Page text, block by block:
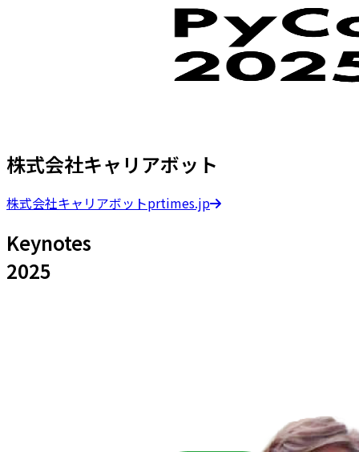
株式会社キャリアボット
株式会社キャリアボットprtimes.jp
Keynotes
2025